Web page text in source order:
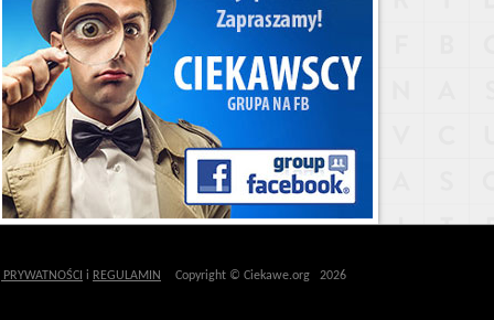
PRYWATNOŚCI i REGULAMIN Copyright © Ciekawe.org 2026